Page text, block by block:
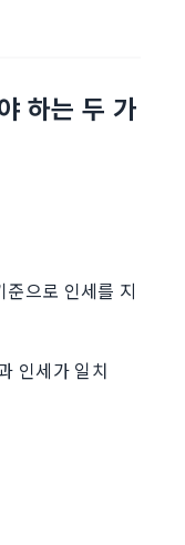
하는 두 가
으로 인세를 지
인세가 일치